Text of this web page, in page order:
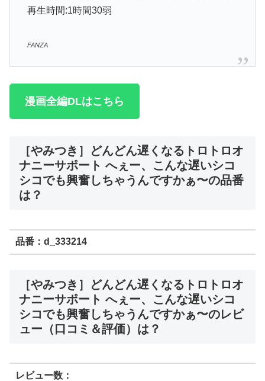
再生時間:1時間30弱
FANZA
漫画全編DLはこちら
［やみつき］どんどん遅くなるトロトロオ
ナニーサポート へぇー、こんな遅いシコ
シコでも興奮しちゃうんですかぁ〜の品番
は？
品番：d_333214
［やみつき］どんどん遅くなるトロトロオ
ナニーサポート へぇー、こんな遅いシコ
シコでも興奮しちゃうんですかぁ〜のレビ
ュー（口コミ＆評価）は？
レビュー数：